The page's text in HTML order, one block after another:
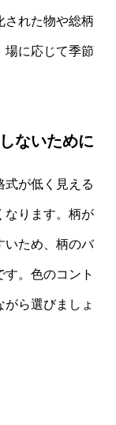
された物や総柄
場に応じて季節
ないために
式が低く見える
なります。柄が
いため、柄のバ
。色のコント
ら選びましょ